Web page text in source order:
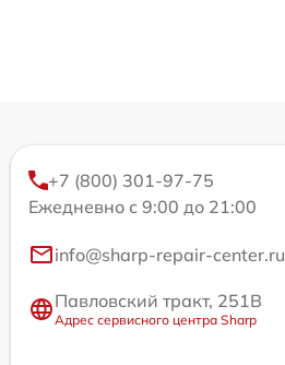
+7 (800) 301-97-75
Ежедневно с 9:00 до 21:00
info@sharp-repair-center.ru
Павловский тракт, 251В
Адрес сервисного центра Sharp